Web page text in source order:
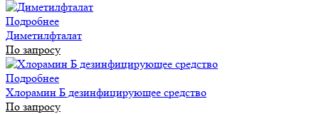
Подробнее
Диметилфталат
По запросу
Подробнее
Хлорамин Б дезинфицирующее средство
По запросу